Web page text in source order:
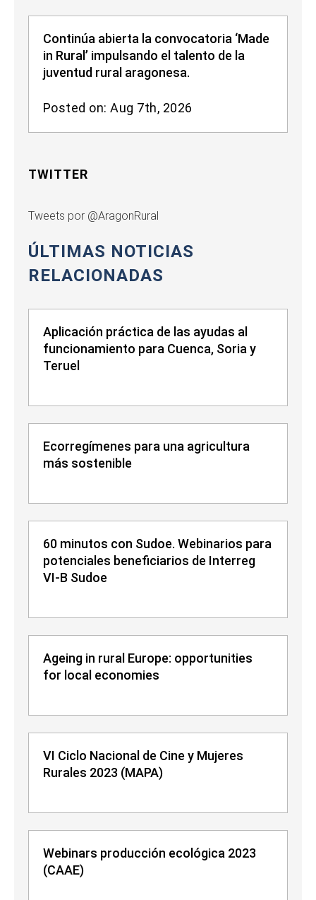
Continúa abierta la convocatoria ‘Made
in Rural’ impulsando el talento de la
juventud rural aragonesa.
Posted on: Aug 7th, 2026
TWITTER
Tweets por @AragonRural
ÚLTIMAS NOTICIAS
RELACIONADAS
Aplicación práctica de las ayudas al
funcionamiento para Cuenca, Soria y
Teruel
Ecorregímenes para una agricultura
más sostenible
60 minutos con Sudoe. Webinarios para
potenciales beneficiarios de Interreg
VI-B Sudoe
Ageing in rural Europe: opportunities
for local economies
VI Ciclo Nacional de Cine y Mujeres
Rurales 2023 (MAPA)
Webinars producción ecológica 2023
(CAAE)